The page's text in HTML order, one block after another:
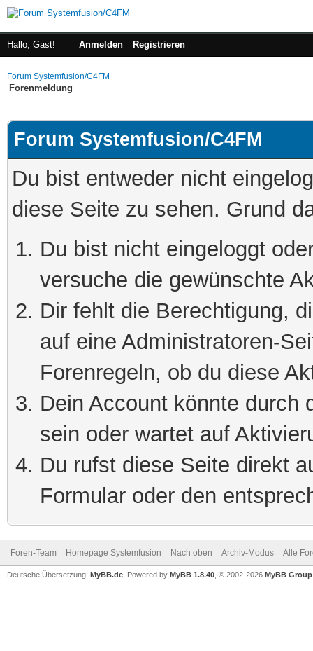
Hallo, Gast! Anmelden Registrieren
Forum Systemfusion/C4FM
Forenmeldung
Forum Systemfusion/C4FM
Du bist entweder nicht
diese Seite zu sehen. Grund
Du bist nicht eingeloggt
versuche die gewünschte
Dir fehlt die Berechtigung,
auf eine Administratoren-
Forenregeln, ob du diese
Dein Account könnte durch
sein oder wartet auf
Du rufst diese Seite direkt
Formular oder den
Foren-Team Homepage Systemfusion Nach oben Archiv-Modus Alle
Deutsche Übersetzung: MyBB.de , Powered by MyBB 1.8.40 , © 2002-2026 MyBB Group